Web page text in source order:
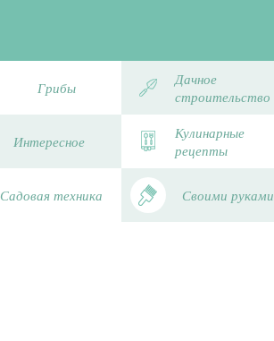
Грибы
Дачное
строительство
Интересное
Кулинарные
рецепты
Садовая техника Своими руками